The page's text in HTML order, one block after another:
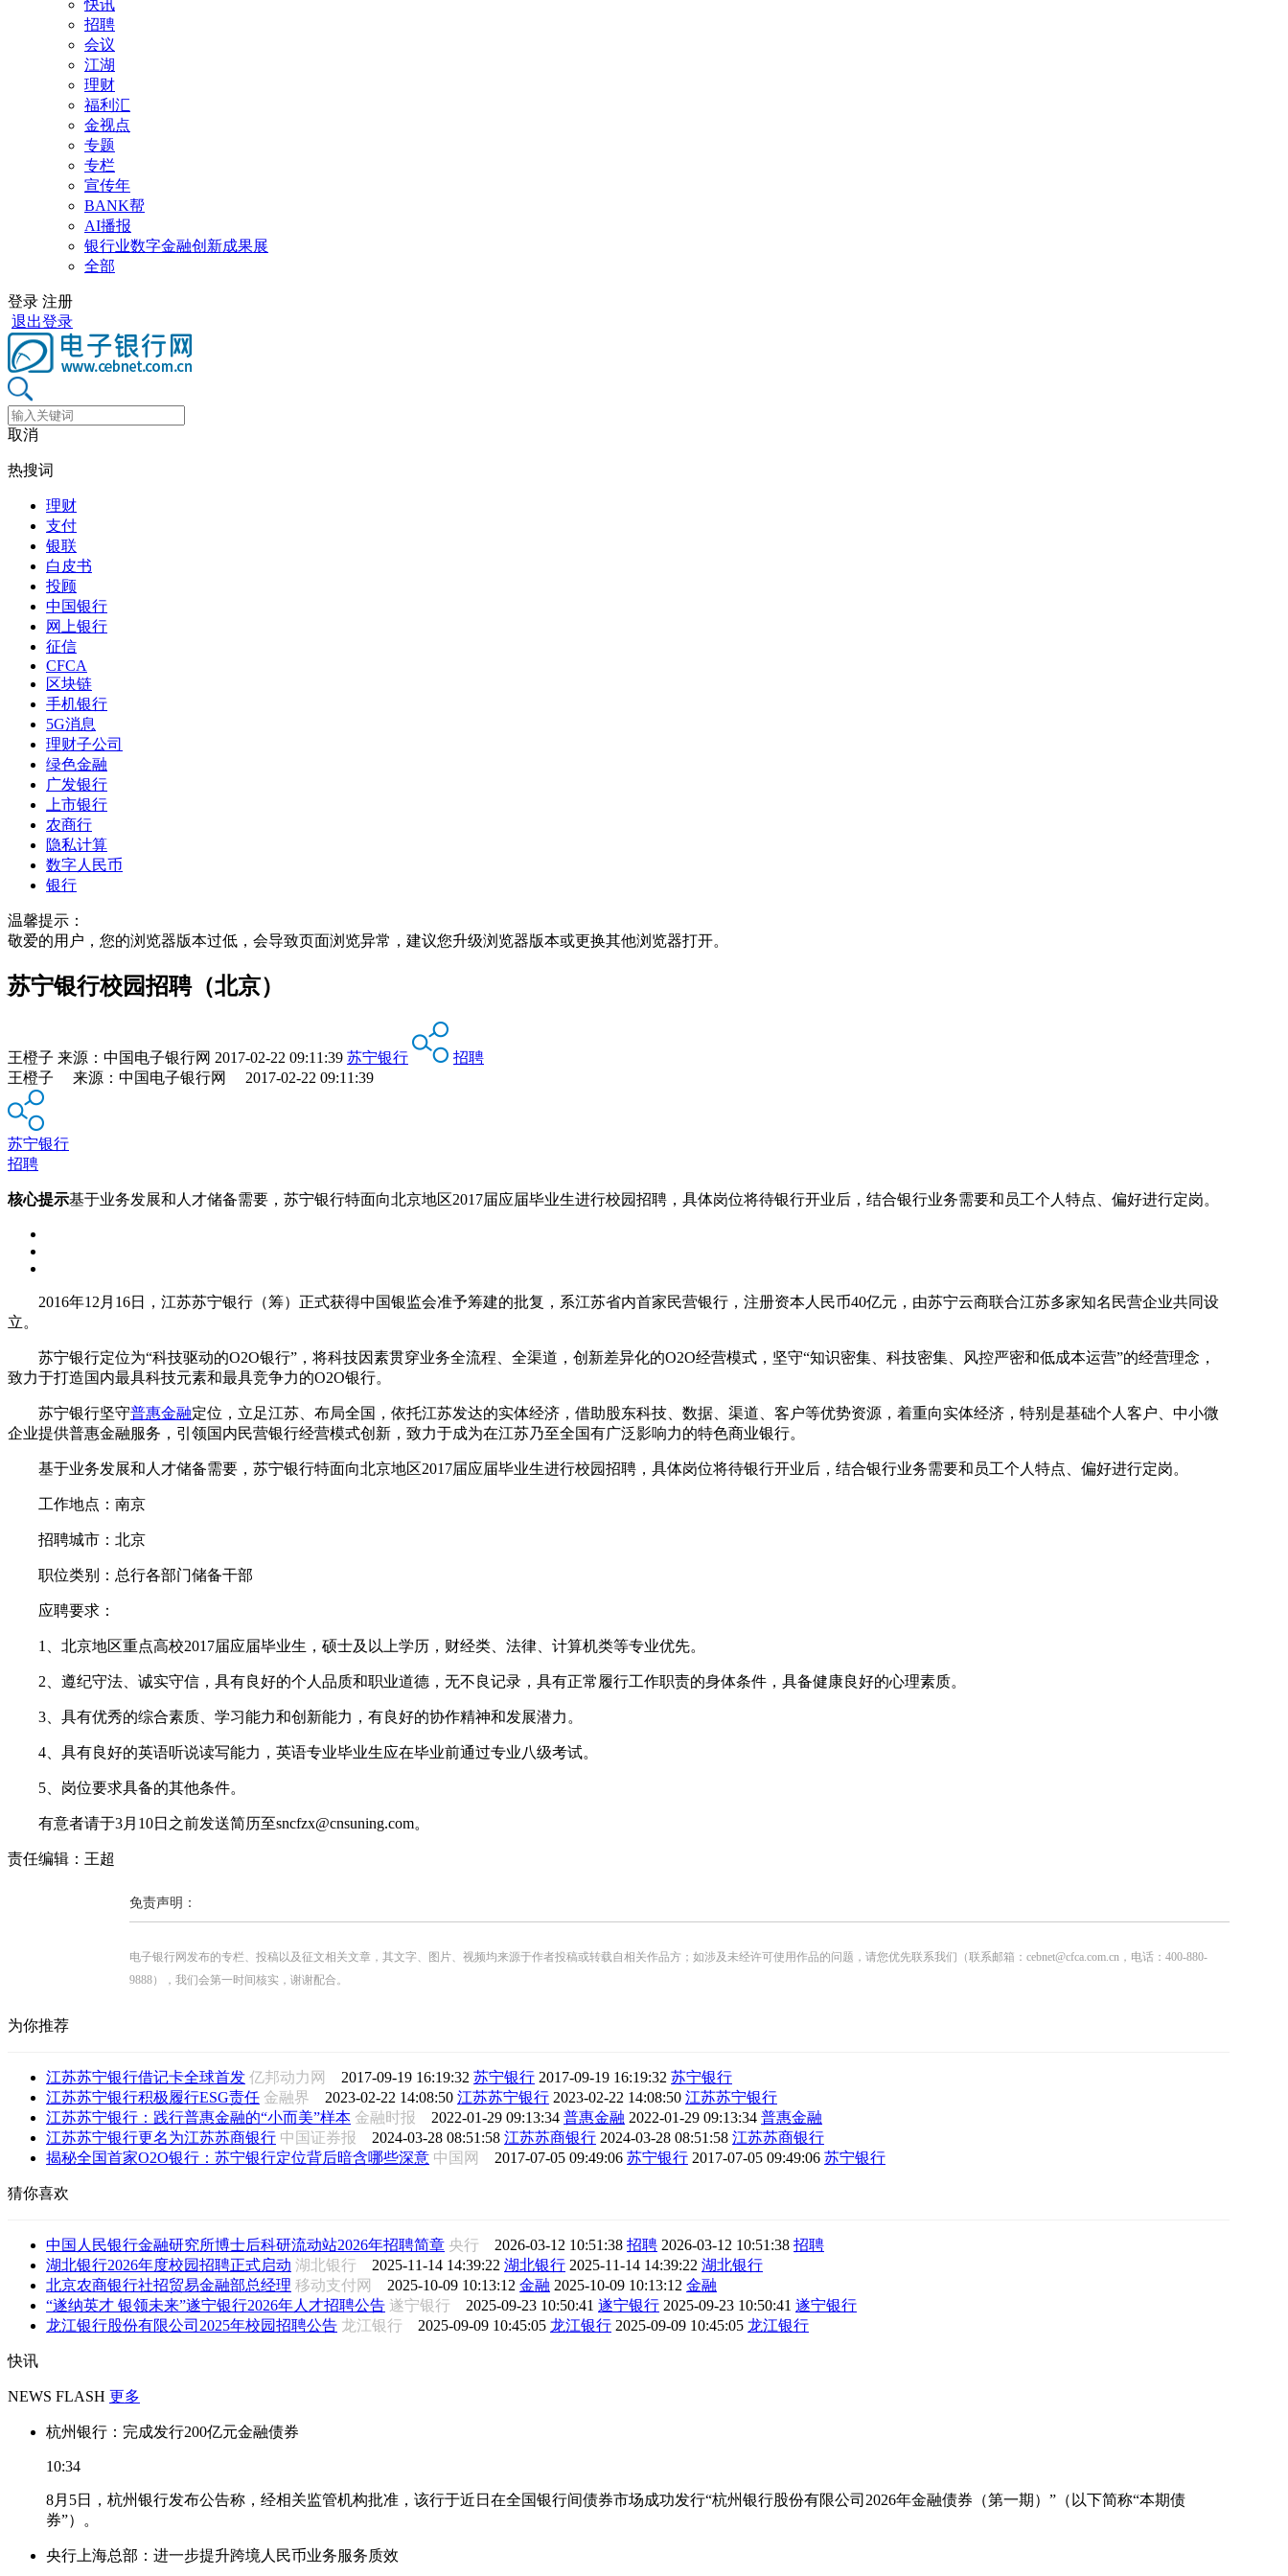
快讯
招聘
会议
江湖
理财
福利汇
金视点
专题
专栏
宣传年
BANK帮
AI播报
银行业数字金融创新成果展
全部
登录 注册
退出登录
取消
热搜词
理财
支付
银联
白皮书
投顾
中国银行
网上银行
征信
CFCA
区块链
手机银行
5G消息
理财子公司
绿色金融
广发银行
上市银行
农商行
隐私计算
数字人民币
银行
温馨提示：
敬爱的用户，您的浏览器版本过低，会导致页面浏览异常，建议您升级浏览器版本或更换其他浏览器打开。
苏宁银行校园招聘（北京）
王橙子 来源： 中国电子银行网 2017-02-22 09:11:39 苏宁银行
招聘
王橙子 来源：中国电子银行网 2017-02-22 09:11:39
苏宁银行
招聘
核心提示基于业务发展和人才储备需要，苏宁银行特面向北京地区2017届应届毕业生进行校园招聘，具体岗位将待银行开业后，结合银行业务需要和员工个人特点、偏好进行定岗。
2016年12月16日，江苏苏宁银行（筹）正式获得中国银监会准予筹建的批复，系江苏省内首家民营银行，注册资本人民币40亿元，由苏宁云商联合江苏多家知名民营企业共同设
立。
苏宁银行定位为“科技驱动的O2O银行”，将科技因素贯穿业务全流程、全渠道，创新差异化的O2O经营模式，坚守“知识密集、科技密集、风控严密和低成本运营”的经营理念，
致力于打造国内最具科技元素和最具竞争力的O2O银行。
苏宁银行坚守普惠金融定位，立足江苏、布局全国，依托江苏发达的实体经济，借助股东科技、数据、渠道、客户等优势资源，着重向实体经济，特别是基础个人客户、中小微
企业提供普惠金融服务，引领国内民营银行经营模式创新，致力于成为在江苏乃至全国有广泛影响力的特色商业银行。
基于业务发展和人才储备需要，苏宁银行特面向北京地区2017届应届毕业生进行校园招聘，具体岗位将待银行开业后，结合银行业务需要和员工个人特点、偏好进行定岗。
工作地点：南京
招聘城市：北京
职位类别：总行各部门储备干部
应聘要求：
1、北京地区重点高校2017届应届毕业生，硕士及以上学历，财经类、法律、计算机类等专业优先。
2、遵纪守法、诚实守信，具有良好的个人品质和职业道德，无不良记录，具有正常履行工作职责的身体条件，具备健康良好的心理素质。
3、具有优秀的综合素质、学习能力和创新能力，有良好的协作精神和发展潜力。
4、具有良好的英语听说读写能力，英语专业毕业生应在毕业前通过专业八级考试。
5、岗位要求具备的其他条件。
有意者请于3月10日之前发送简历至sncfzx@cnsuning.com。
责任编辑：王超
免责声明：
电子银行网发布的专栏、投稿以及征文相关文章，其文字、图片、视频均来源于作者投稿或转载自相关作品方；如涉及未经许可使用作品的问题，请您优先联系我们（联系邮箱：cebnet@cfca.com.cn，电话：400-880-
9888），我们会第一时间核实，谢谢配合。
为你推荐
江苏苏宁银行借记卡全球首发 亿邦动力网 2017-09-19 16:19:32 苏宁银行 2017-09-19 16:19:32 苏宁银行
江苏苏宁银行积极履行ESG责任 金融界 2023-02-22 14:08:50 江苏苏宁银行 2023-02-22 14:08:50 江苏苏宁银行
江苏苏宁银行：践行普惠金融的“小而美”样本 金融时报 2022-01-29 09:13:34 普惠金融 2022-01-29 09:13:34 普惠金融
江苏苏宁银行更名为江苏苏商银行 中国证券报 2024-03-28 08:51:58 江苏苏商银行 2024-03-28 08:51:58 江苏苏商银行
揭秘全国首家O2O银行：苏宁银行定位背后暗含哪些深意 中国网 2017-07-05 09:49:06 苏宁银行 2017-07-05 09:49:06 苏宁银行
猜你喜欢
中国人民银行金融研究所博士后科研流动站2026年招聘简章 央行 2026-03-12 10:51:38 招聘 2026-03-12 10:51:38 招聘
湖北银行2026年度校园招聘正式启动 湖北银行 2025-11-14 14:39:22 湖北银行 2025-11-14 14:39:22 湖北银行
北京农商银行社招贸易金融部总经理 移动支付网 2025-10-09 10:13:12 金融 2025-10-09 10:13:12 金融
“遂纳英才 银领未来”遂宁银行2026年人才招聘公告 遂宁银行 2025-09-23 10:50:41 遂宁银行 2025-09-23 10:50:41 遂宁银行
龙江银行股份有限公司2025年校园招聘公告 龙江银行 2025-09-09 10:45:05 龙江银行 2025-09-09 10:45:05 龙江银行
快讯
NEWS FLASH 更多
杭州银行：完成发行200亿元金融债券
10:34
8月5日，杭州银行发布公告称，经相关监管机构批准，该行于近日在全国银行间债券市场成功发行“杭州银行股份有限公司2026年金融债券（第一期）”（以下简称“本期债
券”）。
央行上海总部：进一步提升跨境人民币业务服务质效